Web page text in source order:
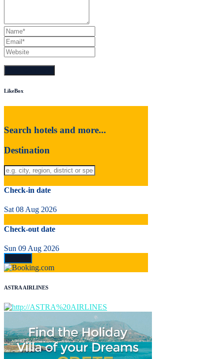
LikeBox
Search hotels and more...
Destination
Check-in date
Sat 08 Aug 2026
Check-out date
Sun 09 Aug 2026
ASTRA AIRLINES